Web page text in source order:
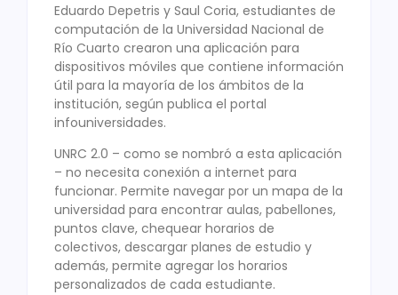
Eduardo Depetris y Saul Coria, estudiantes de
computación de la Universidad Nacional de
Río Cuarto crearon una aplicación para
dispositivos móviles que contiene información
útil para la mayoría de los ámbitos de la
institución, según publica el portal
infouniversidades.
UNRC 2.0 – como se nombró a esta aplicación
– no necesita conexión a internet para
funcionar. Permite navegar por un mapa de la
universidad para encontrar aulas, pabellones,
puntos clave, chequear horarios de
colectivos, descargar planes de estudio y
además, permite agregar los horarios
personalizados de cada estudiante.